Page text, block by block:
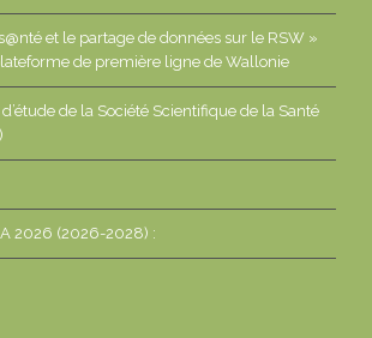
et le partage de données sur le RSW »
de première ligne de Wallonie
de la Société Scientifique de la Santé
2026 (2026-2028) :